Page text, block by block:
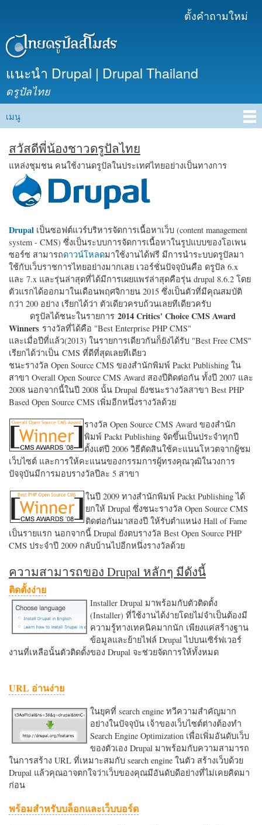
เนื้อหา
ตั้งคำถามใหม่
แนะนำ Drupal | Drupal Thailand
ดรูปัลไทย
Main menu
เมนู
สวัสดีพี่น้องชาวดรูปัลไทย
แหล่งชุมชน คนใช้งานดรูปัลในประเทศไทยอย่างเป็นทางการ
Drupal เป็นซอฟต์แวร์บริหารจัดการเนื้อหาเว็บ (content management
system - CMS) ซึ่งเป็นระบบการจัดการเนื้อหาในรูปแบบของโอเพน
ซอร์ซ สามารถดาวน์โหลดมาใช้งานได้ฟรี มีการนำระบบดรูปัลมา
ใช้กับเว็บราชการไทยอย่างมากเลย เวอร์ชั่นปัจจุบันคือ ดรูปัล 6.x
และ 7.x และรุ่นล่าสุดที่ได้มีการเผยแพร่ล่าสุดคือรุ่น drupal 8.6.2 โดย
ตัวแรกได้ออกมาในเดือนพฤศจิกายน 2015 ซึ่งเป็นตัวที่มีคุณสมบัติ
กว่า 200 อย่าง เรียกได้ว่า ตัวเดียวครบถ้วนเลยทีเดียวครับ
ดรูปัลได้ชนะในรายการ 2014 Critics' Choice CMS Award
Winners รางวัลที่ได้คือ "Best Enterprise PHP CMS"
และเมื่อปีที่แล้ว(2013) ในรายการเดียวกันก็ยังได้รับ "Best Free CMS"
เรียกได้ว่าเป็น CMS ที่ดีที่สุดเลยทีเดียว
ชนะรางวัล Open Source CMS ของสำนักพิมพ์ Packt Publishing ใน
สาขา Overall Open Source CMS Award สองปีติดต่อกัน ทั้งปี 2007 และ
2008 นอกจากนี้ในปี 2008 นั้น Drupal ยังชนะรางวัลสาขา Best PHP
Based Open Source CMS เพิ่มอีกหนึ่งรางวัลด้วย
รางวัล Open Source CMS Award ของสำนัก
พิมพ์ Packt Publishing จัดขึ้นเป็นประจำทุกปี
ตั้งแต่ปี 2006 วิธีตัดสินใช้คะแนนโหวตจากผู้ชม
เว็บไซต์ และการให้คะแนนของกรรมการผู้ทรงคุณวุฒิในวงการ
ปัจจุบันมีการมอบรางวัลปีละ 5 สาขา
ในปี 2009 ทางสำนักพิมพ์ Packt Publishing ได้
ยกให้ Drupal ซึ่งชนะรางวัล Open Source CMS
ติดต่อกันมาสองปี ให้รับตำแหน่ง Hall of Fame
เป็นรายแรก นอกจากนี้ Drupal ยังตบรางวัล Best Open Source PHP
CMS ประจำปี 2009 กลับบ้านไปอีกหนึ่งรางวัลด้วย
ความสามารถของ Drupal หลักๆ มีดังนี้
ติดตั้งง่าย
Installer Drupal มาพร้อมกับตัวติดตั้ง
(Installer) ที่ใช้งานได้ง่ายโดยไม่จำเป็นต้องมี
ความรู้ทางเทคนิคมากนัก เพียงแค่สร้างฐาน
ข้อมูลและย้ายไฟล์ Drupal ไปบนเซิร์ฟเวอร์
งานที่เหลือนั้นตัวติดตั้งของ Drupal จะช่วยจัดการให้ทั้งหมด
URL อ่านง่าย
ในยุคที่ search engine ทวีความสำคัญมาก
อย่างในปัจจุบัน เจ้าของเว็บไซต์ต่างต้องทำ
Search Engine Optimization เพื่อเพิ่มอันดับเว็บ
ของตัวเอง Drupal มาพร้อมกับความสามารถ
ในการสร้าง URL ที่เหมาะสมกับ search engine ในตัว สร้างเว็บด้วย
Drupal แล้วคุณอาจตกใจว่าเว็บของคุณมีอันดับดีอย่างที่ไม่เคยคิดมา
ก่อน
พร้อมสำหรับบล็อกและเว็บบอร์ด